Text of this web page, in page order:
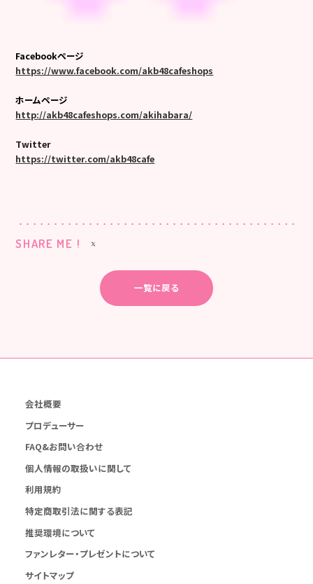
Facebookページ
https://www.facebook.com/akb48cafeshops
ホームページ
http://akb48cafeshops.com/akihabara/
Twitter
https://twitter.com/akb48cafe
SHARE ME !
一覧に戻る
会社概要
プロデューサー
FAQ&お問い合わせ
個人情報の取扱いに関して
利用規約
特定商取引法に関する表記
推奨環境について
ファンレター・プレゼントについて
サイトマップ